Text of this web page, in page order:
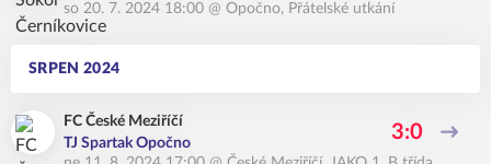
so 20. 7. 2024 18:00 @ Opočno, Přátelské utkání
SRPEN 2024
FC České Meziříčí
TJ Spartak Opočno
3:0